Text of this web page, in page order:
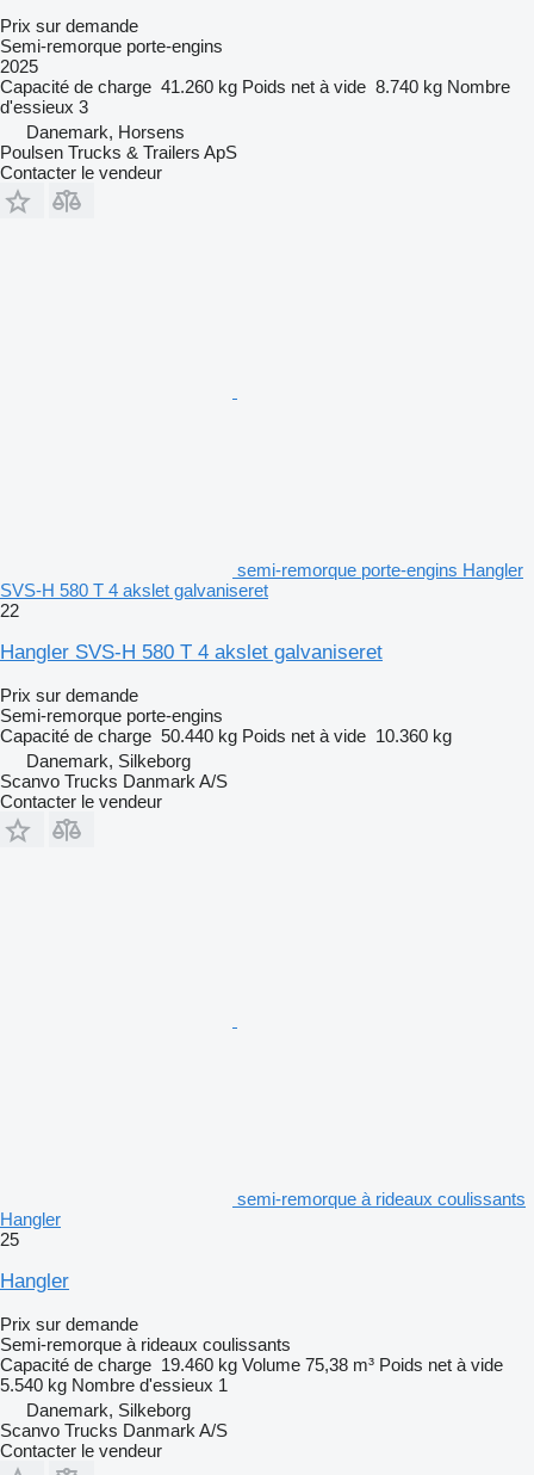
Prix sur demande
Semi-remorque porte-engins
2025
Capacité de charge 41.260 kg Poids net à vide 8.740 kg Nombre
d'essieux 3
Danemark, Horsens
Poulsen Trucks & Trailers ApS
Contacter le vendeur
semi-remorque porte-engins Hangler
SVS-H 580 T 4 akslet galvaniseret
22
Hangler SVS-H 580 T 4 akslet galvaniseret
Prix sur demande
Semi-remorque porte-engins
Capacité de charge 50.440 kg Poids net à vide 10.360 kg
Danemark, Silkeborg
Scanvo Trucks Danmark A/S
Contacter le vendeur
semi-remorque à rideaux coulissants
Hangler
25
Hangler
Prix sur demande
Semi-remorque à rideaux coulissants
Capacité de charge 19.460 kg Volume 75,38 m³ Poids net à vide
5.540 kg Nombre d'essieux 1
Danemark, Silkeborg
Scanvo Trucks Danmark A/S
Contacter le vendeur